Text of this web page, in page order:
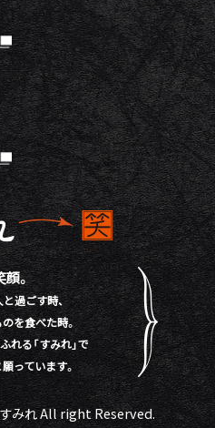
顔。
過ごす時、
を食べた時。
れる「すみれ」で
っています。
みれ All right Reserved.